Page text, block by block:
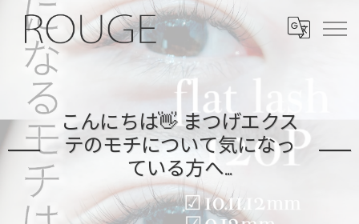
こんにちは👋 まつげエクス
テのモチについて気になっ
ている方へ...